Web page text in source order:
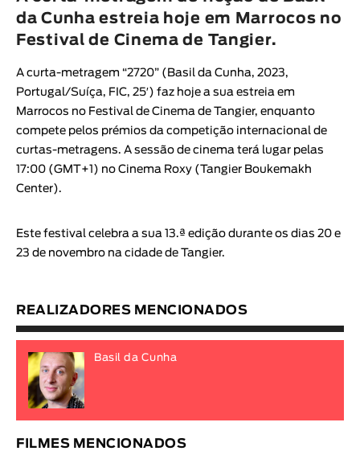
Animar
DURAÇÃO
GÉNERO
Ficção
Animação
Documentário
da Cunha estreia hoje em Marrocos no
Festival de Cinema de Tangier.
A curta-metragem “2720” ( Basil da Cunha, 2023,
Portugal/Suíça, FIC, 25′) faz hoje a sua estreia em
Marrocos no Festival de Cinema de Tangier, enquanto
compete pelos prémios da competição internacional de
curtas-metragens. A sessão de cinema terá lugar pelas
17:00 (GMT+1) no Cinema Roxy (Tangier Boukemakh
Center).
Este festival celebra a sua 13.ª edição durante os dias 20 e
23 de novembro na cidade de Tangier.
REALIZADORES MENCIONADOS
Basil da Cunha
FILMES MENCIONADOS